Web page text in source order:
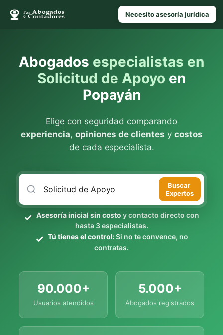
Necesito asesoría jurídica
Abogados especialistas en
Solicitud de Apoyo en
Popayán
Elige con seguridad comparando
experiencia, opiniones de clientes y costos
de cada especialista.
Buscar
Expertos
Asesoría inicial sin costo y contacto directo con
hasta 3 especialistas.
Tú tienes el control:Si no te convence, no
contratas.
90.000+
Usuarios atendidos
5.000+
Abogados registrados